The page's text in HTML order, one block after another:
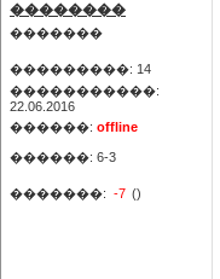
��������
�������
���������: 14
�����������:
22.06.2016
������: offline
������: 6-3
�������: -7 ()